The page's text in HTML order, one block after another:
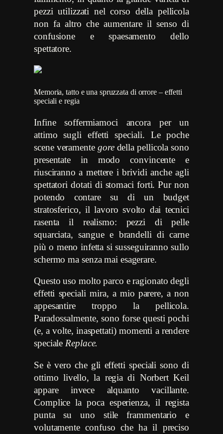
pezzi utilizzati nel corso della pellicola
non fa altro che aumentare il senso di
confusione e spaesamento dello
spettatore.
Memoria, tatto e una spruzzata di orrore – effetti
speciali e regia
Infine soffermiamoci ancora per un
attimo sugli effetti speciali. Le poche
scene veramente goredella pellicola sono
presentate in modo convincente e
riusciranno a mettere i brividi anche agli
spettatori dotati di stomaci forti. Pur non
potendo contare su di un budget
stratosferico, il lavoro svolto dai tecnici
rasenta il realismo: pezzi di pelle
squarciata, sangue e brandelli di carne
più o meno infetta si susseguiranno sullo
schermo ma senza mai esagerare.
Questo uso molto parco e ragionato degli
effetti speciali mira, a mio parere, a non
appesantire troppo la pellicola.
Paradossalmente, sono forse questi pochi
(e, a volte, inaspettati) momenti a rendere
speciale Replace.
Se è vero che gli effetti speciali sono di
ottimo livello, la regia di Norbert Keil
appare invece alquanto vacillante.
Complice la poca esperienza, il regista
punta su uno stile frammentario e
volutamente confuso che ha il preciso